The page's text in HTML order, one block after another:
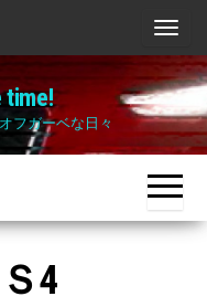
ナ
ビ
ゲ
ー
シ
ョ
ン
time!
フガーベな日々
4